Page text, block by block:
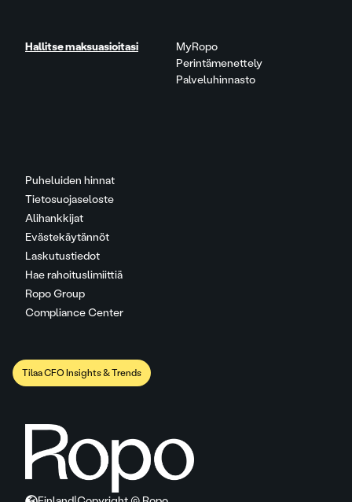
Puheluiden hinnat
Tietosuojaseloste
Alihankkijat
Evästekäytännöt
Laskutustiedot
Hae rahoituslimiittiä
Ropo Group
Compliance Center
Hallitse maksuasioitasi
MyRopo
Perintämenettely
Palveluhinnasto
Tilaa CFO Insights & Trends